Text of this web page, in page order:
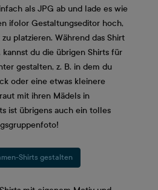
als JPG ab und lade es wie
ifolor Gestaltungseditor hoch,
platzieren. Während das Shirt
du die übrigen Shirts für
gestalten, z. B. in dem du
oder eine etwas kleinere
mit ihren Mädels in
ist übrigens auch ein tolles
Shirts gestalten